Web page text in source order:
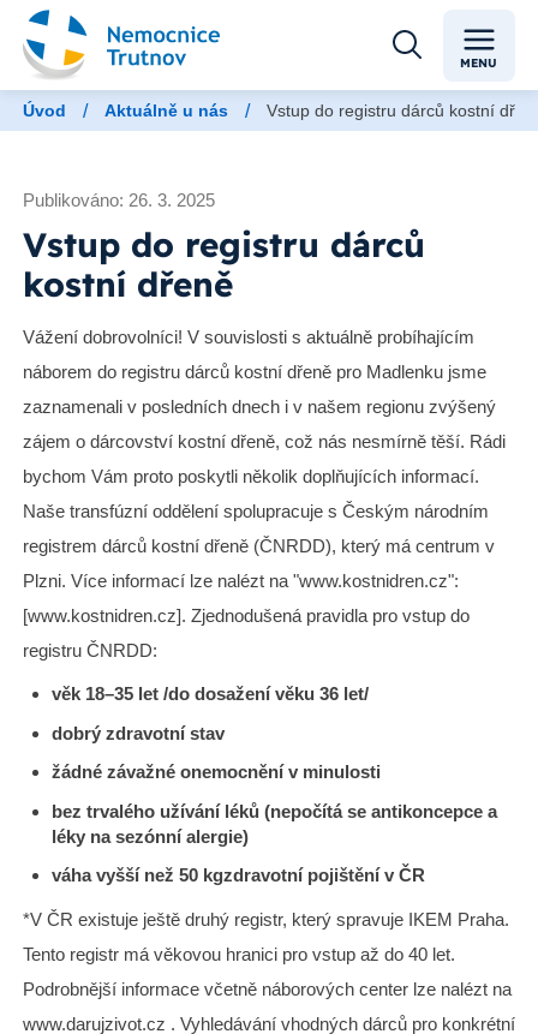
MENU
Úvod / Aktuálně u nás / Vstup do registru dárců kostní
Publikováno: 26. 3. 2025
Vstup do registru dárců
kostní dřeně
Vážení dobrovolníci! V souvislosti s aktuálně probíhajícím
náborem do registru dárců kostní dřeně pro Madlenku jsme
zaznamenali v posledních dnech i v našem regionu zvýšený
zájem o dárcovství kostní dřeně, což nás nesmírně těší. Rádi
bychom Vám proto poskytli několik doplňujících informací.
Naše transfúzní oddělení spolupracuje s Českým národním
registrem dárců kostní dřeně (ČNRDD), který má centrum v
Plzni. Více informací lze nalézt na "www.kostnidren.cz":
[www.kostnidren.cz]. Zjednodušená pravidla pro vstup do
registru ČNRDD:
věk 18–35 let /do dosažení věku 36 let/
dobrý zdravotní stav
žádné závažné onemocnění v minulosti
bez trvalého užívání léků (nepočítá se antikoncepce a
léky na sezónní alergie)
váha vyšší než 50 kgzdravotní pojištění v ČR
*V ČR existuje ještě druhý registr, který spravuje IKEM Praha.
Tento registr má věkovou hranici pro vstup až do 40 let.
Podrobnější informace včetně náborových center lze nalézt na
www.darujzivot.cz . Vyhledávání vhodných dárců pro konkrétní